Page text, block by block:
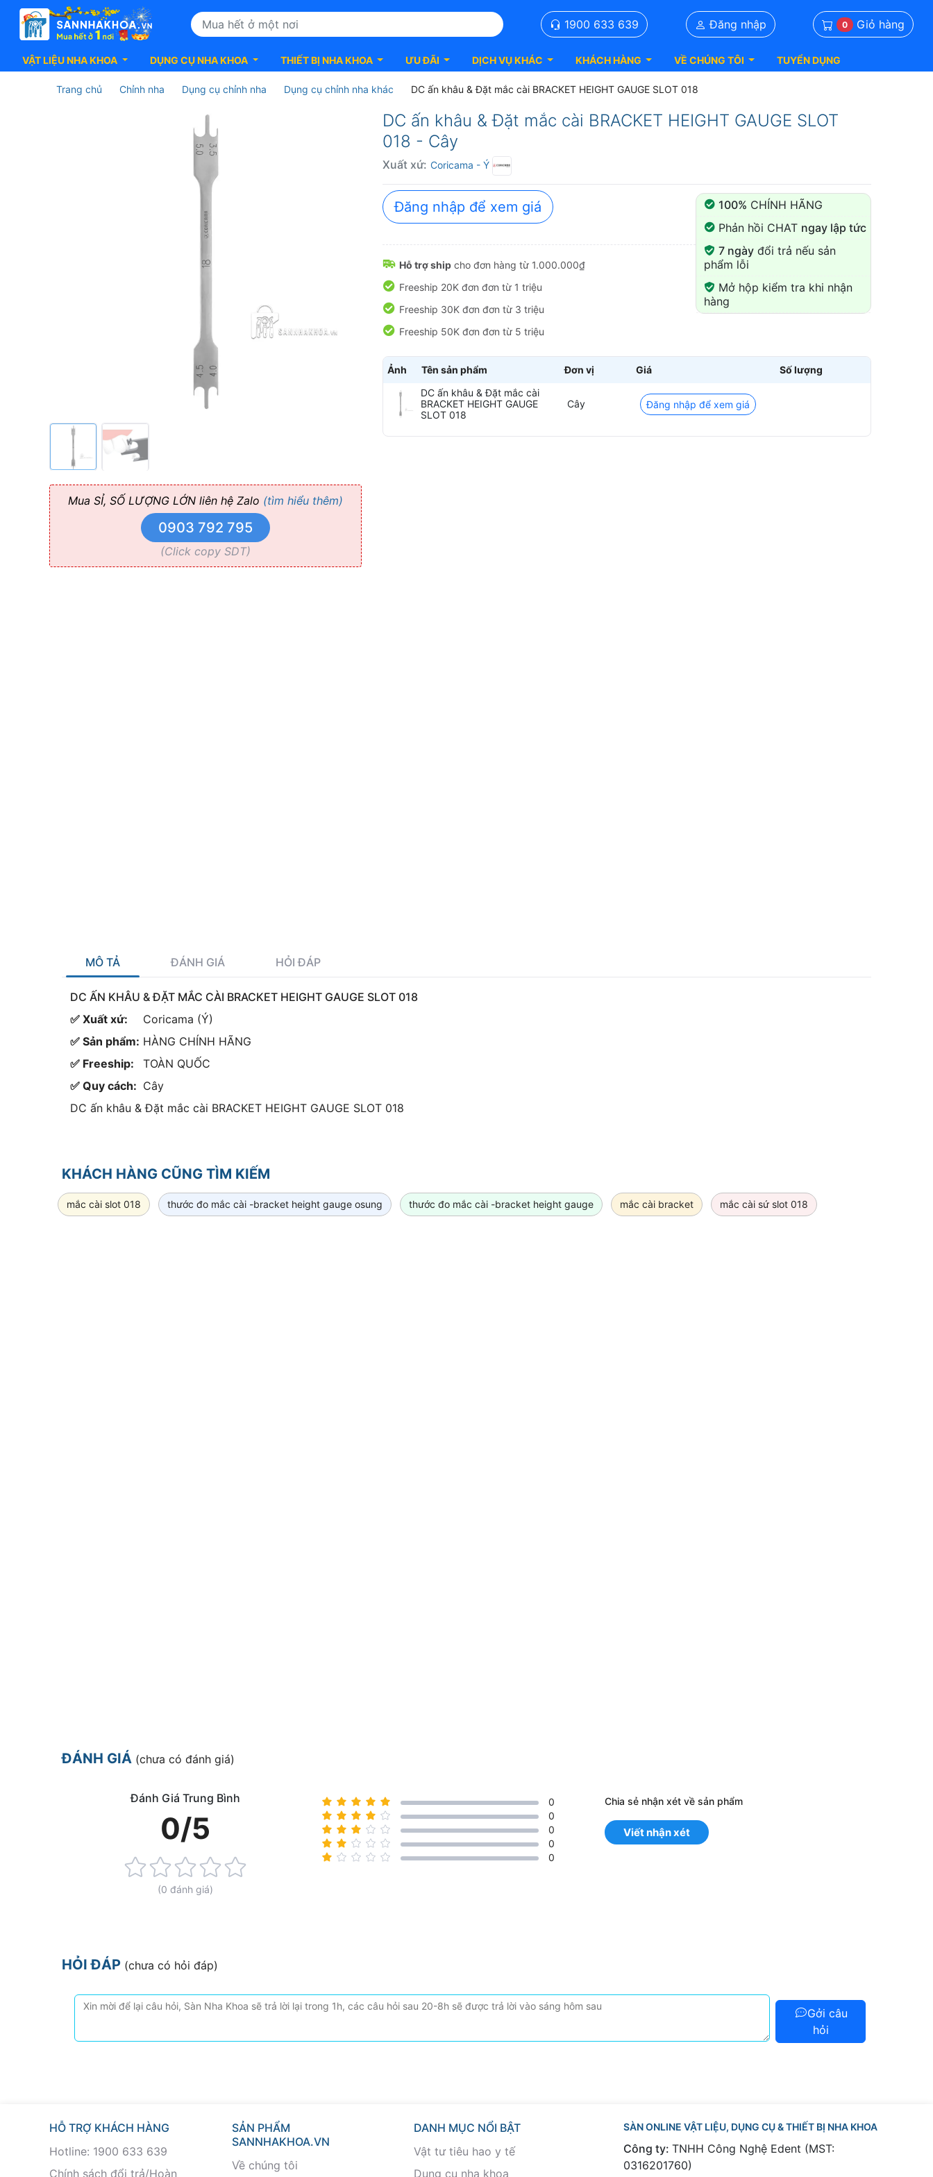
1900 633 639 Đăng nhập 0 Giỏ hàng
VẬT LIỆU NHA KHOA DỤNG CỤ NHA KHOA THIẾT BỊ NHA KHOA ƯU ĐÃI DỊCH VỤ KHÁC KHÁCH HÀNG VỀ CHÚNG TÔI TUYỂN DỤNG
Trang chủ Chỉnh nha Dụng cụ chỉnh nha Dụng cụ chỉnh nha khác DC ấn khâu & Đặt mắc cài BRACKET HEIGHT GAUGE SLOT 018
GAUGE
SLOT
018
Mua SỈ, SỐ LƯỢNG LỚN liên hệ Zalo (tìm hiểu thêm)
0903 792 795
(Click copy SDT)
DC ấn khâu & Đặt mắc cài BRACKET HEIGHT GAUGE SLOT
018 - Cây
Xuất xứ: Coricama - Ý
100% CHÍNH HÃNG
Phản hồi CHAT ngay lập tức
7 ngàyđổi trả nếu sản
phẩm lỗi
Mở hộp kiểm tra khi nhận
hàng
Đăng nhập để xem giá
Hỗ trợ ship cho đơn hàng từ 1.000.000₫
Freeship 20K đơn đơn từ 1 triệu
Freeship 30K đơn đơn từ 3 triệu
Freeship 50K đơn đơn từ 5 triệu
Ảnh Tên sản phẩm Đơn vị Giá
Số lượng
DC ấn khâu & Đặt mắc cài
BRACKET HEIGHT GAUGE
SLOT 018
Cây Đăng nhập để xem giá
MÔ TẢ ĐÁNH GIÁ HỎI ĐÁP
DC ẤN KHÂU & ĐẶT MẮC CÀI BRACKET HEIGHT GAUGE SLOT 018
✅ Xuất xứ:
Coricama (Ý)
✅ Sản phẩm: HÀNG CHÍNH HÃNG
✅ Freeship:
TOÀN QUỐC
✅ Quy cách: Cây
DC ấn khâu & Đặt mắc cài BRACKET HEIGHT GAUGE SLOT 018
KHÁCH HÀNG CŨNG TÌM KIẾM
mắc cài slot 018 thước đo mắc cài -bracket height gauge osung thước đo mắc cài -bracket height gauge mắc cài bracket mắc cài sứ slot 018
ĐÁNH GIÁ (chưa có đánh giá)
Đánh Giá Trung Bình
0/5
(0 đánh giá)
0
0
0
0
0
Chia sẻ nhận xét về sản phẩm
Viết nhận xét
HỎI ĐÁP (chưa có hỏi đáp)
Gởi câu
hỏi
HỖ TRỢ KHÁCH HÀNG
Hotline: 1900 633 639
Chính sách đổi trả/Hoàn
SẢN PHẨM
SANNHAKHOA.VN
Về chúng tôi
DANH MỤC NỔI BẬT
Vật tư tiêu hao y tế
Dụng cụ nha khoa
SÀN ONLINE VẬT LIỆU, DỤNG CỤ & THIẾT BỊ NHA KHOA
Công ty: TNHH Công Nghệ Edent (MST:
0316201760)